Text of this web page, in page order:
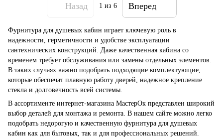
Назад 1 из 6 Вперед
Фурнитура для душевых кабин играет ключевую роль в
надежности, герметичности и удобстве эксплуатации
сантехнических конструкций. Даже качественная кабина со
временем требует обслуживания или замены отдельных элементов.
В таких случаях важно подобрать подходящие комплектующие,
которые обеспечат плавную работу дверей, надежное крепление
стекла и долговечность всей системы.
В ассортименте интернет-магазина МастерОк представлен широкий
выбор деталей для монтажа и ремонта. В нашем сайте можно легко
подобрать недорогую и качественную фурнитура для душевых
кабин как для бытовых, так и для профессиональных решений.